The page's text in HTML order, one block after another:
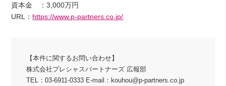
資本金 ：3,000万円
URL： https://www.p-partners.co.jp/
【本件に関するお問い合わせ】
株式会社プレシャスパートナーズ 広報部
TEL：03-6911-0333 E-mail：kouhou@p-partners.co.jp